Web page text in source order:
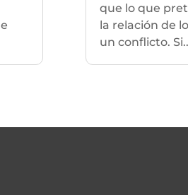
que lo que
la relación de
un conflicto.